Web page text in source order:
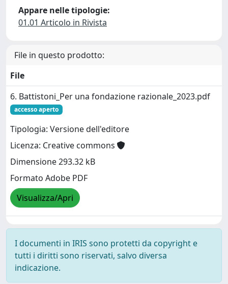
Appare nelle tipologie:
01.01 Articolo in Rivista
File in questo prodotto:
File
6. Battistoni_Per una fondazione razionale_2023.pdf
accesso aperto
Tipologia: Versione dell'editore
Licenza: Creative commons
Dimensione 293.32 kB
Formato Adobe PDF
Visualizza/Apri
I documenti in IRIS sono protetti da copyright e
tutti i diritti sono riservati, salvo diversa
indicazione.